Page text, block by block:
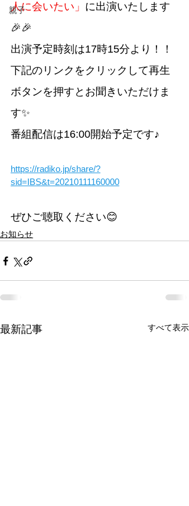
親子
人に会いたい」 に出演いたします
🎉🎉
出演予定時刻は17時15分より！！
下記のリンクをクリックして再生
ボタンを押すとお聞きいただけま
す✨
番組配信は16:00開始予定です♪
https://radiko.jp/share/?
sid=IBS&t=20210111160000
ぜひご聴取ください😊
お知らせ
最新記事 すべて表示